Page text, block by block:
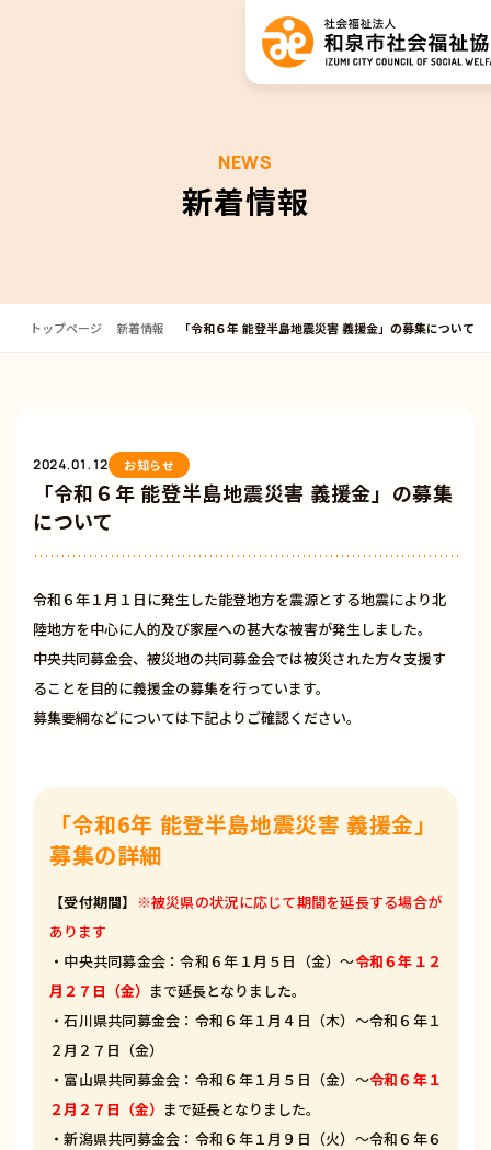
NEWS
新着情報
トップページ 新着情報 「令和６年 能登半島地震災害 義援金」の募集について
2024.01.12 お知らせ
「令和６年 能登半島地震災害 義援金」の募集
について
令和６年１月１日に発生した能登地方を震源とする地震により北
陸地方を中心に人的及び家屋への甚大な被害が発生しました。
中央共同募金会、被災地の共同募金会では被災された方々支援す
ることを目的に義援金の募集を行っています。
募集要綱などについては下記よりご確認ください。
「令和6年 能登半島地震災害 義援金」
募集の詳細
【受付期間】 ※被災県の状況に応じて期間を延長する場合が
あります
・中央共同募金会：令和６年１月５日（金）〜令和６年１２
月２７日（金） まで延長となりました。
・石川県共同募金会：令和６年１月４日（木）～令和６年１
２月２７日（金）
・富山県共同募金会：令和６年１月５日（金）～令和６年１
２月２７日（金） まで延長となりました。
・新潟県共同募金会：令和６年１月９日（火）～令和６年６